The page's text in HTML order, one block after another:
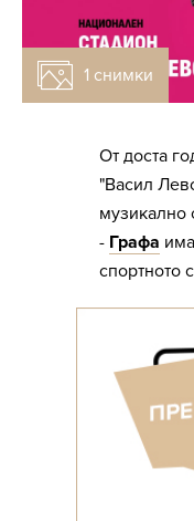
1 снимки
От доста
"Васил
музикално
- Графа
спортното